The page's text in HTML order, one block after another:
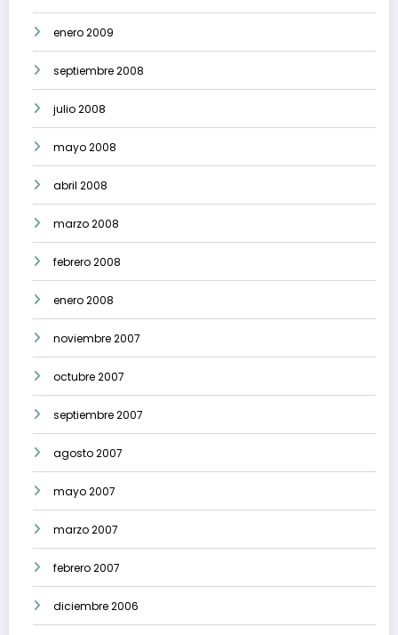
enero 2009
septiembre 2008
julio 2008
mayo 2008
abril 2008
marzo 2008
febrero 2008
enero 2008
noviembre 2007
octubre 2007
septiembre 2007
agosto 2007
mayo 2007
marzo 2007
febrero 2007
diciembre 2006